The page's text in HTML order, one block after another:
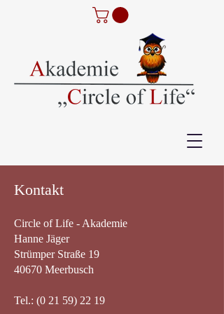
Kontakt
Circle of Life - Akademie
Hanne Jäger
Strümper Straße 19
40670 Meerbusch
Tel.: (0 21 59) 22 19